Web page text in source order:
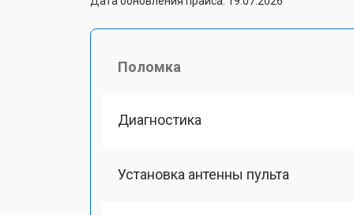
Поломка
Диагностика
Установка антенны пульта